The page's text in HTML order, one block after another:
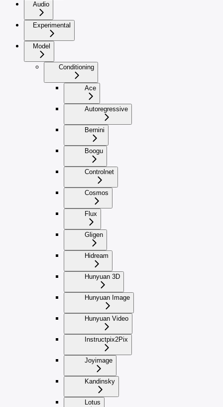
Audio
Experimental
Model
Conditioning
Ace
Autoregressive
Bernini
Boogu
Controlnet
Cosmos
Flux
Gligen
Hidream
Hunyuan 3D
Hunyuan Image
Hunyuan Video
Instructpix2Pix
Joyimage
Kandinsky
Lotus